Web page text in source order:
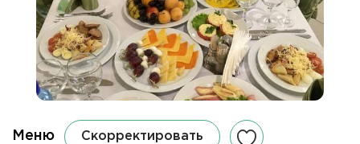
Меню Скорректировать